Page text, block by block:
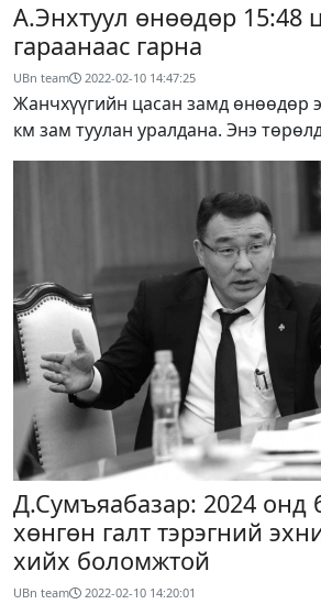
А.Энхтуул өнөөдөр 15:48
гараанаас гарна
UBn team 2022-02-10 14:47:25
Жанчхүүгийн цасан замд өнөөдөр
км зам туулан уралдана. Энэ
Д.Сумъяабазар: 2024 онд
хөнгөн галт тэрэгний
хийх боломжтой
UBn team 2022-02-10 14:20:01